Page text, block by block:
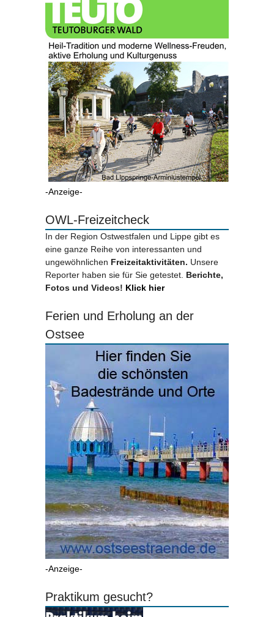
-Anzeige-
OWL-Freizeitcheck
In der Region Ostwestfalen und Lippe gibt es
eine ganze Reihe von interessanten und
ungewöhnlichen Freizeitaktivitäten. Unsere
Reporter haben sie für Sie getestet. Berichte,
Fotos und Videos! Klick hier
Ferien und Erholung an der
Ostsee
-Anzeige-
Praktikum gesucht?